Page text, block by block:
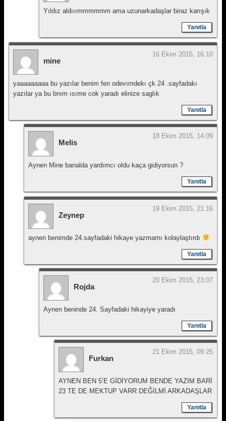
Yıldız aldııımmmmmm ama uzunarkadaşlar biraz karışık
Yanıtla
mine
16 Ekim 2015, 16:10
yaaaaaaaaa bu yazılar benim fen odevımdekı çk 24 .sayfadakı
yazılar ya bu bnım ısıme cok yaradı elinize saglık
Yanıtla
Melis
18 Ekim 2015, 14:09
Aynen Mine banalda yardımcı oldu kaça gidiyorsun ?
Yanıtla
Zeynep
19 Ekim 2015, 21:16
aynen benimde 24.sayfadaki hikaye yazmamı kolaylaştırdı
Yanıtla
Rojda
20 Ekim 2015, 23:07
Aynen beninde 24. Sayfadaki hikayiye yaradı
Yanıtla
Furkan
21 Ekim 2015, 09:25
AYNEN BEN 5’E GİDİYORUM BENDE YAZIM BARİ
23 TE DE MEKTUP VARR DEĞİLMİ ARKADAŞLAR
Yanıtla